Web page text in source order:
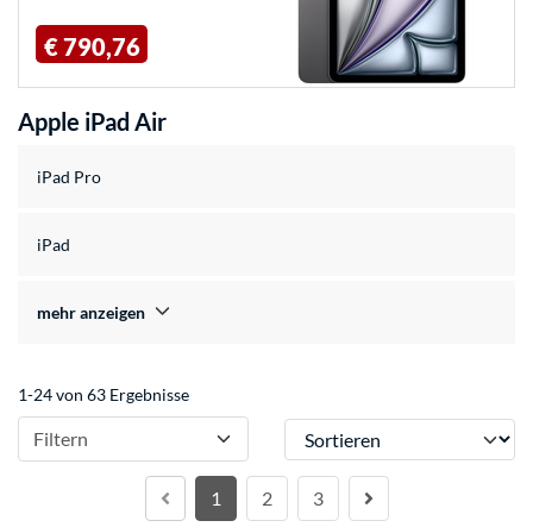
€ 790,76
Apple iPad Air
iPad Pro
iPad
mehr anzeigen
1-24 von 63 Ergebnisse
Filtern Sortieren
1 2 3